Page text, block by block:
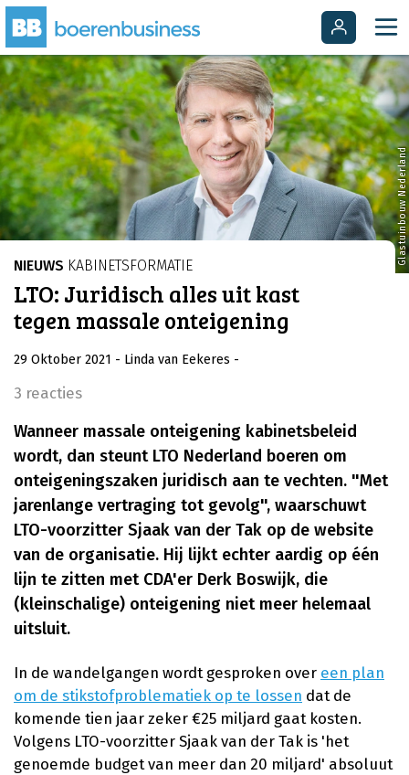
Glastuinbouw Nederland
NIEUWS KABINETSFORMATIE
LTO: Juridisch alles uit kast
tegen massale onteigening
29 Oktober 2021 - Linda van Eekeres -
3 reacties
Wanneer massale onteigening kabinetsbeleid
wordt, dan steunt LTO Nederland boeren om
onteigeningszaken juridisch aan te vechten. "Met
jarenlange vertraging tot gevolg", waarschuwt
LTO-voorzitter Sjaak van der Tak op de website
van de organisatie. Hij lijkt echter aardig op één
lijn te zitten met CDA'er Derk Boswijk, die
(kleinschalige) onteigening niet meer helemaal
uitsluit.
In de wandelgangen wordt gesproken over een plan
om de stikstofproblematiek op te lossen dat de
komende tien jaar zeker €25 miljard gaat kosten.
Volgens LTO-voorzitter Sjaak van der Tak is 'het
genoemde budget van meer dan 20 miljard' absoluut